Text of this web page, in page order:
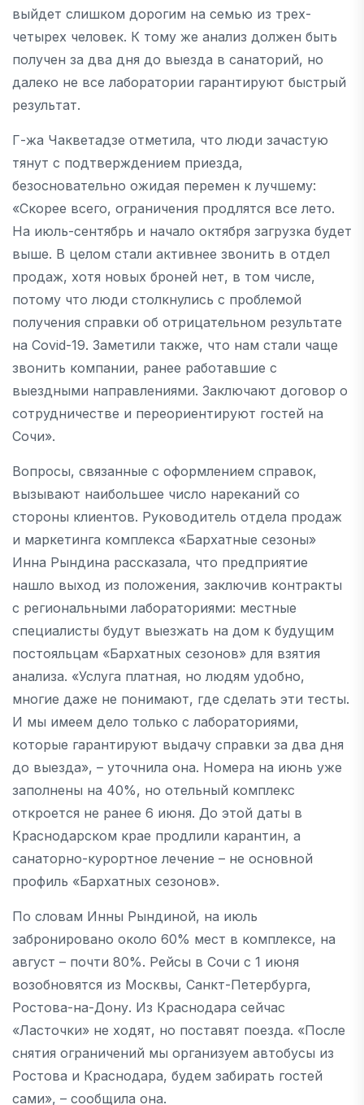
выйдет слишком дорогим на семью из трех-
четырех человек. К тому же анализ должен быть
получен за два дня до выезда в санаторий, но
далеко не все лаборатории гарантируют быстрый
результат.
Г-жа Чакветадзе отметила, что люди зачастую
тянут с подтверждением приезда,
безосновательно ожидая перемен к лучшему:
«Скорее всего, ограничения продлятся все лето.
На июль-сентябрь и начало октября загрузка будет
выше. В целом стали активнее звонить в отдел
продаж, хотя новых броней нет, в том числе,
потому что люди столкнулись с проблемой
получения справки об отрицательном результате
на Covid-19. Заметили также, что нам стали чаще
звонить компании, ранее работавшие с
выездными направлениями. Заключают договор о
сотрудничестве и переориентируют гостей на
Сочи».
Вопросы, связанные с оформлением справок,
вызывают наибольшее число нареканий со
стороны клиентов. Руководитель отдела продаж
и маркетинга комплекса «Бархатные сезоны»
Инна Рындина рассказала, что предприятие
нашло выход из положения, заключив контракты
с региональными лабораториями: местные
специалисты будут выезжать на дом к будущим
постояльцам «Бархатных сезонов» для взятия
анализа. «Услуга платная, но людям удобно,
многие даже не понимают, где сделать эти тесты.
И мы имеем дело только с лабораториями,
которые гарантируют выдачу справки за два дня
до выезда», – уточнила она. Номера на июнь уже
заполнены на 40%, но отельный комплекс
откроется не ранее 6 июня. До этой даты в
Краснодарском крае продлили карантин, а
санаторно-курортное лечение – не основной
профиль «Бархатных сезонов».
По словам Инны Рындиной, на июль
забронировано около 60% мест в комплексе, на
август – почти 80%. Рейсы в Сочи с 1 июня
возобновятся из Москвы, Санкт-Петербурга,
Ростова-на-Дону. Из Краснодара сейчас
«Ласточки» не ходят, но поставят поезда. «После
снятия ограничений мы организуем автобусы из
Ростова и Краснодара, будем забирать гостей
сами», – сообщила она.